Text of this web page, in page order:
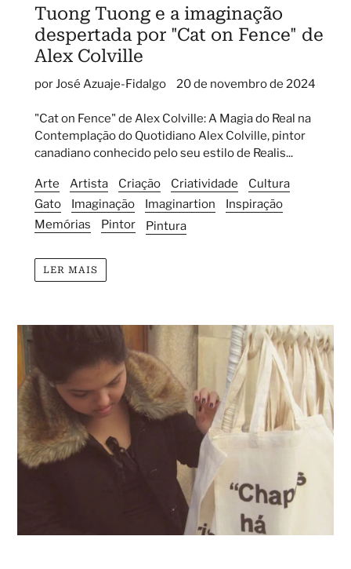
Tuong Tuong e a imaginação
despertada por "Cat on Fence" de
Alex Colville
por José Azuaje-Fidalgo 20 de novembro de 2024
"Cat on Fence" de Alex Colville: A Magia do Real na
Contemplação do Quotidiano Alex Colville, pintor
canadiano conhecido pelo seu estilo de Realis...
Arte Artista Criação Criatividade
Cultura
Gato
Imaginação Imaginartion
Inspiração
Memórias
Pintor Pintura
LER MAIS